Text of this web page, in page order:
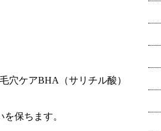
穴ケアBHA（サリチル酸）
保ちます。